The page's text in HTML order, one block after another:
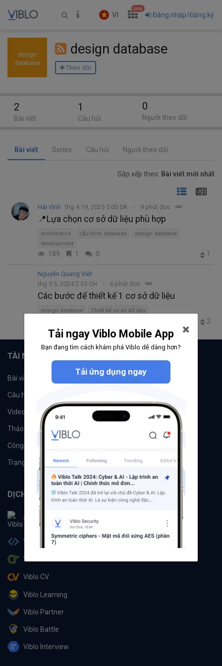
VI
new
Đăng nhập/Đăng ký
design database
Theo dõi
Bài viết Series Câu hỏi Người theo dõi
Sắp xếp theo: Bài viết mới nhất
Hải Vinh thg 4 19, 2025 5:00 SA 9 phút đọc
📍Lựa chọn cơ sở dữ liệu phù hợp
architecture cấu hình database
design database
development
189 1 0 1
Nguyễn Quang Việt
thg 9 5, 2024 2:35 CH
6 phút đọc
Các bước để thiết kế 1 cơ sở dữ liệu
design database Thiết kế cơ sở dữ liệu
2
2
Bài viết
1
Câu hỏi
0
Người theo dõi
TÀI NGUYÊN
Bài viết Tổ chức
Câu hỏi
Videos Tác giả
Thảo luận
Công cụ
Trạng thái hệ thống
DỊCH VỤ
Viblo
Viblo Code
Viblo CTF
Viblo CV
Viblo Learning
Viblo Partner
Viblo Battle
Viblo Interview
Tải ngay Viblo Mobile App
Bạn đang tìm cách khám phá Viblo dễ dàng hơn?
Tải ứng dụng ngay